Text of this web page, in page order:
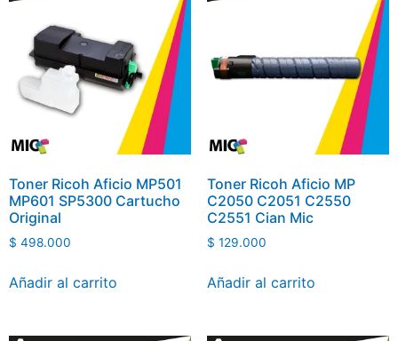
Toner Ricoh Aficio MP501
MP601 SP5300 Cartucho
Original
$ 498.000
Añadir al carrito
Toner Ricoh Aficio MP
C2050 C2051 C2550
C2551 Cian Mic
$ 129.000
Añadir al carrito